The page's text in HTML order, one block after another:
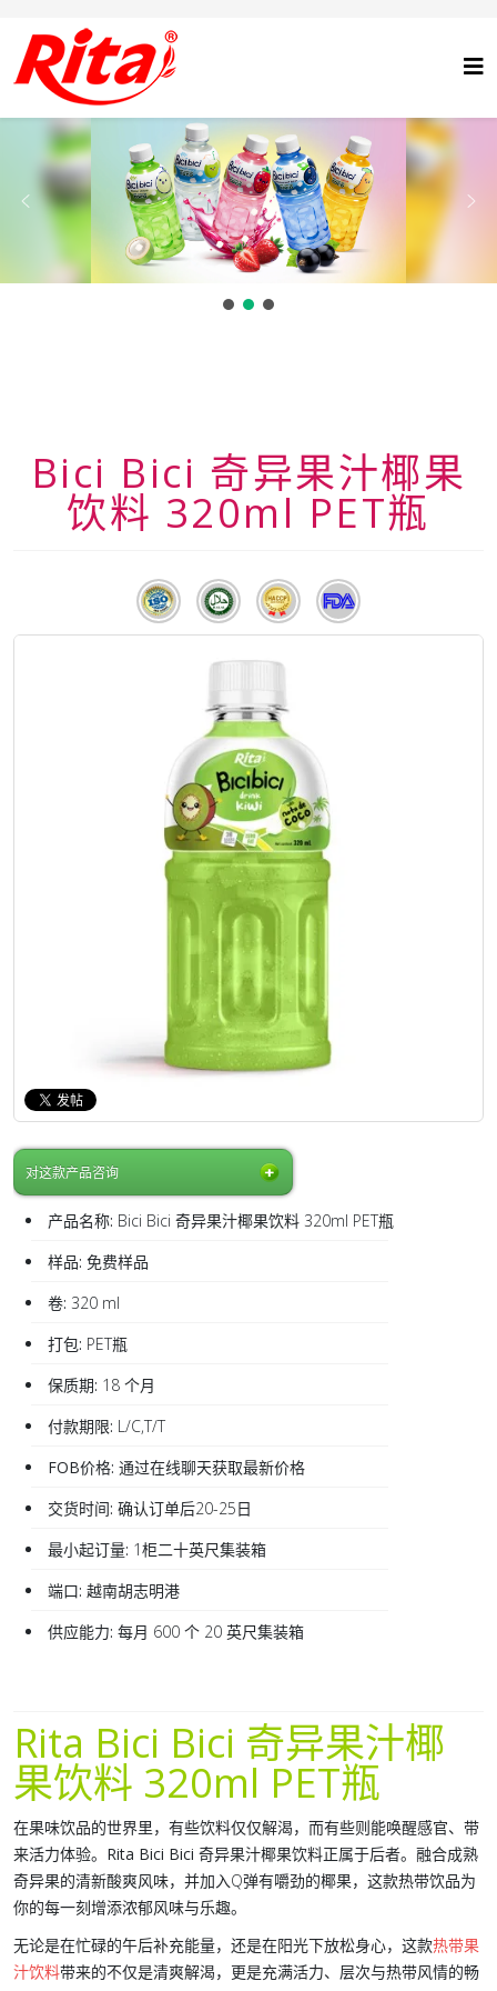
Bici Bici 奇异果汁椰果
饮料 320ml PET瓶
对这款产品咨询
产品名称: Bici Bici 奇异果汁椰果饮料 320ml PET瓶
样品: 免费样品
卷: 320 ml
打包: PET瓶
保质期: 18 个月
付款期限: L/C,T/T
FOB价格: 通过在线聊天获取最新价格
交货时间: 确认订单后20-25日
最小起订量: 1柜二十英尺集装箱
端口: 越南胡志明港
供应能力: 每月 600 个 20 英尺集装箱
Rita Bici Bici 奇异果汁椰
果饮料 320ml PET瓶
在果味饮品的世界里，有些饮料仅仅解渴，而有些则能唤醒感官、带
来活力体验。 Rita Bici Bici 奇异果汁椰果饮料正属于后者。融合成熟
奇异果的清新酸爽风味，并加入Q弹有嚼劲的椰果，这款热带饮品为
你的每一刻增添浓郁风味与乐趣。
无论是在忙碌的午后补充能量，还是在阳光下放松身心，这款热带果
汁饮料带来的不仅是清爽解渴，更是充满活力、层次与热带风情的畅